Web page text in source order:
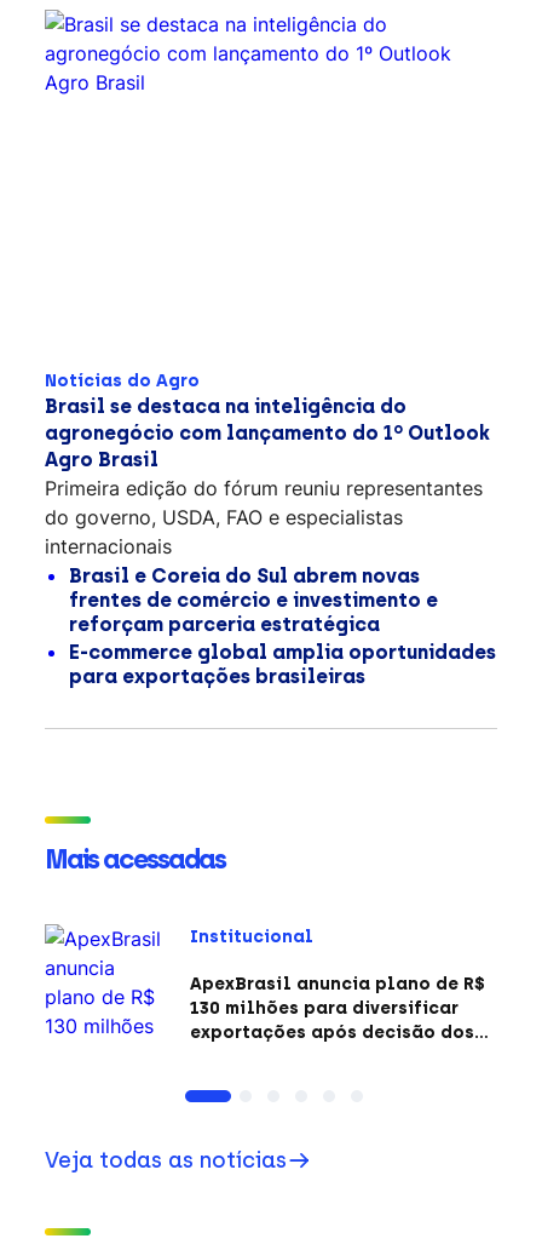
Notícias do Agro
Brasil se destaca na inteligência do
agronegócio com lançamento do 1º Outlook
Agro Brasil
Primeira edição do fórum reuniu representantes
do governo, USDA, FAO e especialistas
internacionais
Brasil e Coreia do Sul abrem novas
frentes de comércio e investimento e
reforçam parceria estratégica
E-commerce global amplia oportunidades
para exportações brasileiras
Mais acessadas
Institucional
ApexBrasil anuncia plano de R$
130 milhões para diversificar
exportações após decisão dos
Veja todas as notícias